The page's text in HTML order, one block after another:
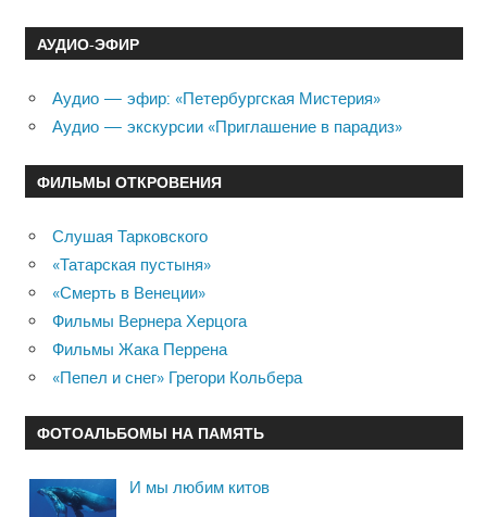
АУДИО-ЭФИР
Аудио — эфир: «Петербургская Мистерия»
Аудио — экскурсии «Приглашение в парадиз»
ФИЛЬМЫ ОТКРОВЕНИЯ
Слушая Тарковского
«Татарская пустыня»
«Смерть в Венеции»
Фильмы Вернера Херцога
Фильмы Жака Перрена
«Пепел и снег» Грегори Кольбера
ФОТОАЛЬБОМЫ НА ПАМЯТЬ
И мы любим китов